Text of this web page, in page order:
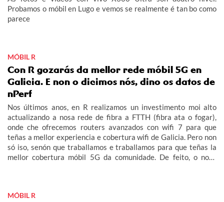
Probamos o móbil en Lugo e vemos se realmente é tan bo como
parece
MÓBIL R
Con R gozarás da mellor rede móbil 5G en
Galicia. E non o dicimos nós, dino os datos de
nPerf
Nos últimos anos, en R realizamos un investimento moi alto
actualizando a nosa rede de fibra a FTTH (fibra ata o fogar),
onde che ofrecemos routers avanzados con wifi 7 para que
teñas a mellor experiencia e cobertura wifi de Galicia. Pero non
só iso, senón que traballamos e traballamos para que teñas la
mellor cobertura móbil 5G da comunidade. De feito, o noso
MÓBIL R